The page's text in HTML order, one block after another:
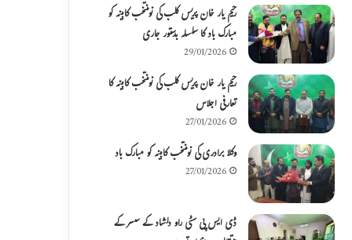
رحیم یار خان پریس کلب کی نومنتخب کابینہ کو
مبارک باد کا سلسلہ بدستور جاری
29/01/2026
رحیم یار خان پریس کلب کی نومنتخب کابینہ کا
تعارفی اجلاس
27/01/2026
وکلا برادری کی نومنتخب کابینہ کو مبارک باد
27/01/2026
ڈی ایس پی سٹی راو دلشاد کے سسر کے